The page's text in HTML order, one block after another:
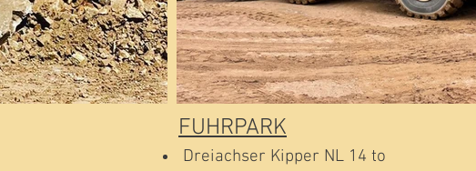
FUHRPARK
Dreiachser Kipper NL 14 to